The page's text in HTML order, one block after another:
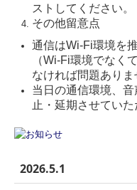
2026.5.1
ストしてください。
その他留意点
通信はWi-Fi環境を
（Wi-Fi環境でなく
なければ問題ありま
当日の通信環境、
止・延期させていた